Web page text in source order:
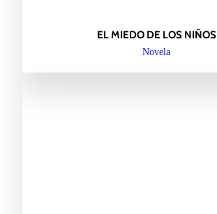
EL MIEDO DE LOS NIÑOS
Novela